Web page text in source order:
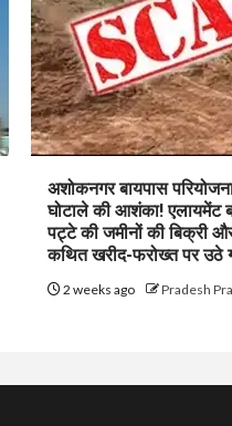
अशोकनगर बायपास
घोटाले की आशंका! एलायमेंट
पट्टे की जमीनों की बिक्री
कथित खरीद-फरोख्त पर उठे
2 weeks ago Pradesh